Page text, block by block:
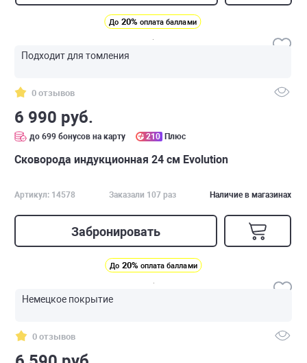
До 20% оплата баллами
Подходит для томления
0 отзывов
6 990 руб.
до 699 бонусов на карту 210 Плюс
Сковорода индукционная 24 см Evolution
Артикул: 14578 Заказали 107 раз Наличие в магазинах
Забронировать
До 20% оплата баллами
Немецкое покрытие
0 отзывов